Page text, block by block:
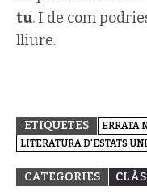
tu. I de com
lliure.
ETIQUETES ERRATA
LITERATURA D'ESTATS
CATEGORIES